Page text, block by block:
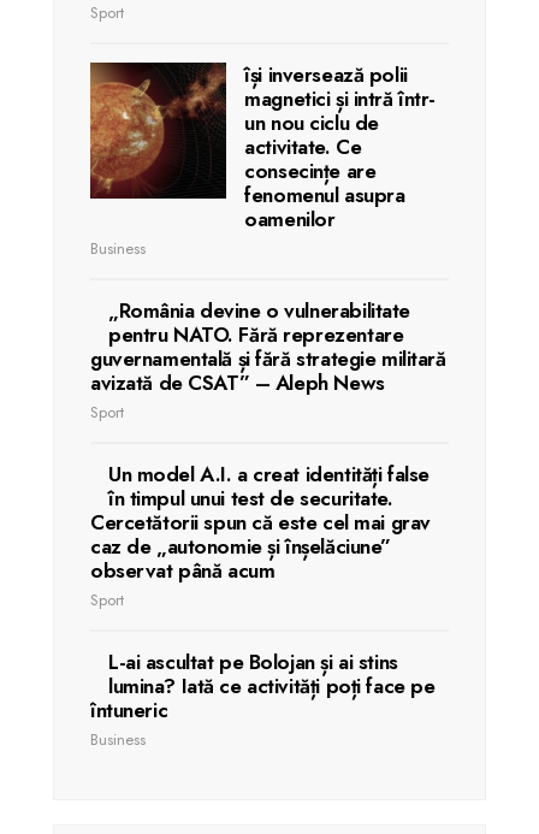
Sport
își inversează polii
magnetici și intră într-
un nou ciclu de
activitate. Ce
consecințe are
fenomenul asupra
oamenilor
Business
„România devine o vulnerabilitate
pentru NATO. Fără reprezentare
guvernamentală și fără strategie militară
avizată de CSAT” – Aleph News
Sport
Un model A.I. a creat identități false
în timpul unui test de securitate.
Cercetătorii spun că este cel mai grav
caz de „autonomie și înșelăciune”
observat până acum
Sport
L-ai ascultat pe Bolojan și ai stins
lumina? Iată ce activități poți face pe
întuneric
Business